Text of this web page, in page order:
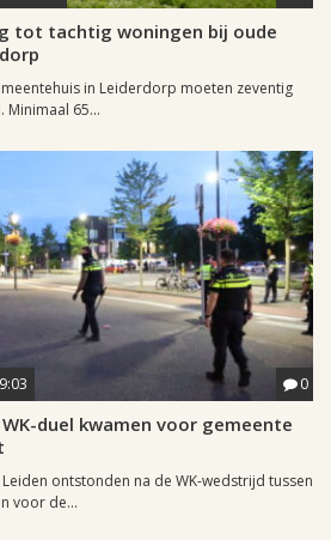
tot tachtig woningen bij oude
in Leiderdorp moeten zeventig
Minimaal 65...
0
duel kwamen voor gemeente
ontstonden na de WK-wedstrijd tussen
voor de...